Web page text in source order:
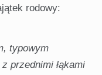
rodowy:
typowym
przednimi łąkami